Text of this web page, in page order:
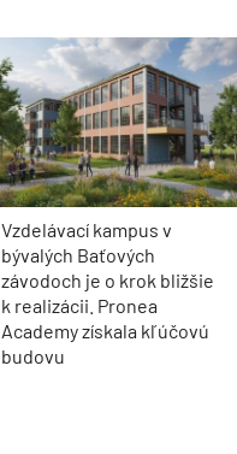
Vzdelávací kampus v
bývalých Baťových
závodoch je o krok bližšie
k realizácii. Pronea
Academy získala kľúčovú
budovu